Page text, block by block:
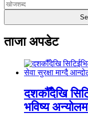
ताजा अपडेट
दशकौँदेखि
भविष्य